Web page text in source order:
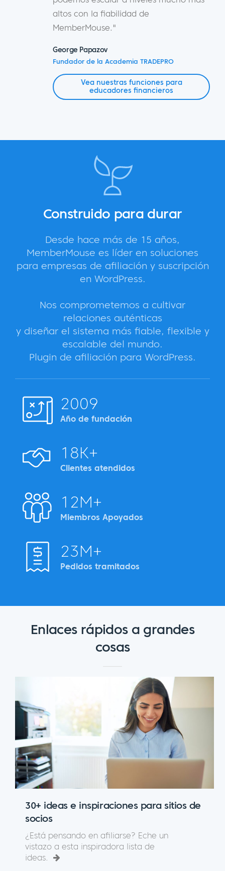
altos con la fiabilidad de
MemberMouse."
George Papazov
Fundador de la Academia TRADEPRO
Vea nuestras funciones para
educadores financieros
Construido para durar
Desde hace más de 15 años,
MemberMouse es líder en soluciones
para empresas de afiliación y suscripción
en WordPress.
Nos comprometemos a cultivar
relaciones auténticas
y diseñar el sistema más fiable, flexible y
escalable del mundo.
Plugin de afiliación para WordPress.
2009
Año de fundación
18K+
Clientes atendidos
12M+
Miembros Apoyados
23M+
Pedidos tramitados
Enlaces rápidos a grandes
cosas
30+ ideas e inspiraciones para sitios de
socios
¿Está pensando en afiliarse? Eche un
vistazo a esta inspiradora lista de
ideas.